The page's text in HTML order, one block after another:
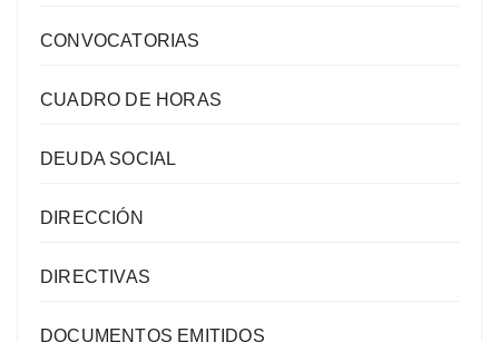
CONVOCATORIAS
CUADRO DE HORAS
DEUDA SOCIAL
DIRECCIÓN
DIRECTIVAS
DOCUMENTOS EMITIDOS